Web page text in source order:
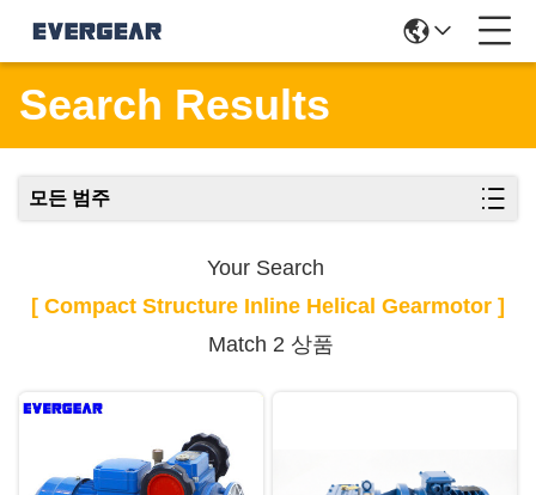
Search Results
모든 범주
Your Search
[ Compact Structure Inline Helical Gearmotor ]
Match 2 상품